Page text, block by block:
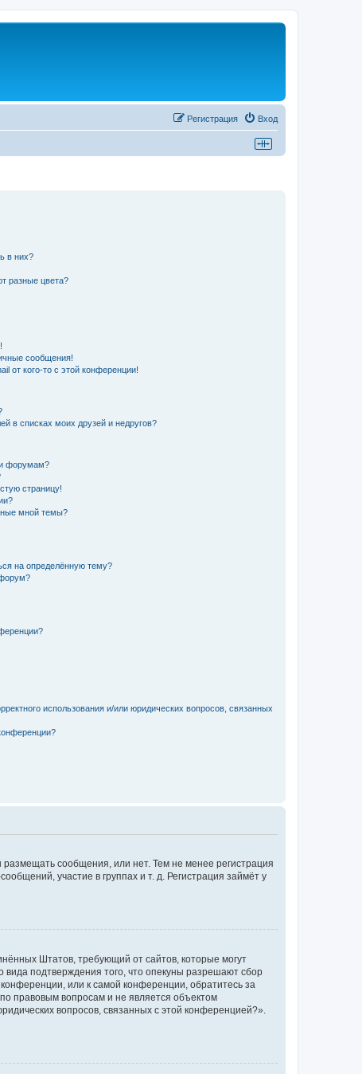
Вход
Регистрация
в них?
разные цвета?
сообщения!
от кого-то с этой конференции!
в списках моих друзей и недругов?
форумам?
страницу!
мной темы?
на определённую тему?
использования и/или юридических вопросов, связанных
сообщения, или нет. Тем не менее регистрация
участие в группах и т. д. Регистрация займёт у
Штатов, требующий от сайтов, которые могут
подтверждения того, что опекуны разрешают сбор
или к самой конференции, обратитесь за
правовым вопросам и не является объектом
вопросов, связанных с этой конференцией?».